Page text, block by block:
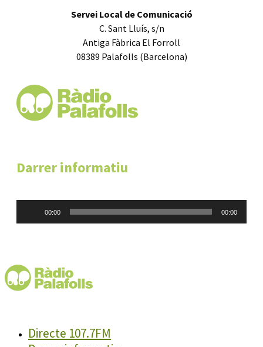
Servei Local de Comunicació
C. Sant Lluís, s/n
Antiga Fàbrica El Forroll
08389 Palafolls (Barcelona)
Darrer informatiu
00:00 00:00
Directe 107.7FM